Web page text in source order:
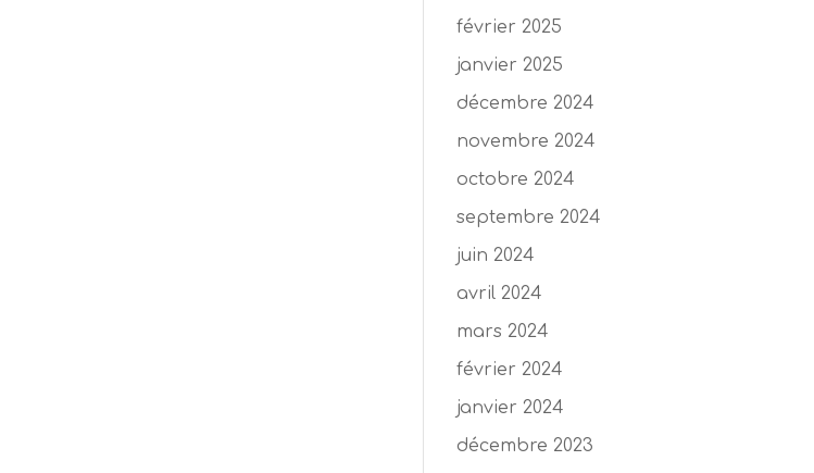
février 2025
janvier 2025
décembre 2024
novembre 2024
octobre 2024
septembre 2024
juin 2024
avril 2024
mars 2024
février 2024
janvier 2024
décembre 2023